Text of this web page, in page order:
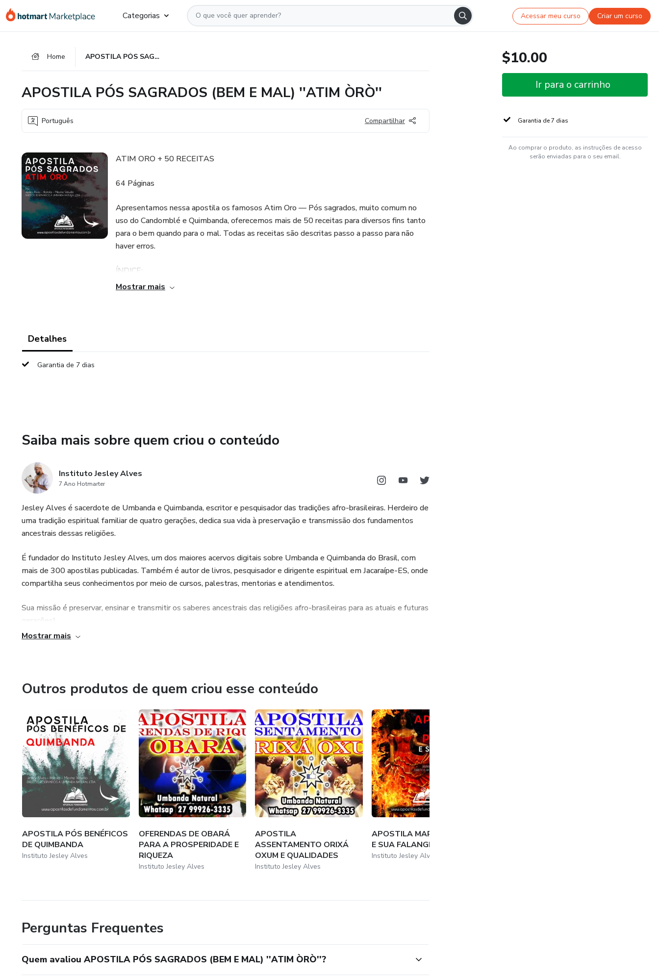
para
para
para
Categorias Acessar meu curso Criar um curso
Home APOSTILA PÓS SAGRADOS (BEM E MAL) ''ATIM ÒRÒ''
APOSTILA PÓS SAGRADOS (BEM E MAL) ''ATIM ÒRÒ''
Português Compartilhar
ATIM ORO + 50 RECEITAS
64 Páginas
Apresentamos nessa apostila os famosos Atim Oro — Pós sagrados, muito comum no
uso do Candomblé e Quimbanda, oferecemos mais de 50 receitas para diversos fins tanto
para o bem quando para o mal. Todas as receitas são descritas passo a passo para não
haver erros.
ÍNDICE:
-PÓ PARA TRAZER SAÚDE
-PÓ PARA FELICIDADE
-PÓ PARA CHAMAR CLIENTE
-PÓ PARA LIVRAR DE VÍCIOS
-PÓ PARA TIRAR PRAGAS DE CASA
-PÓ PARA VITÓRIA
-PÓ PARA ACALMAR AMBIENTE
-PÓ PARA ACALMAR UMA PESSOA
-PÓ PARA SORTE
-PÓ PARA FORTUNAS
-PÓ PARA ESPANTAR EGUM
-PÓ PARA LIVRAR DA MORTE
-PÓ PARA LIVRAR DE MAGIA
-PÓ PARA LIVRAR DE ACIDENTES
-PÓ PARA ARRUMAR EMPREGO
Mostrar mais
Detalhes
Garantia de 7 dias
Saiba mais sobre quem criou o conteúdo
Instituto Jesley Alves
7 Ano Hotmarter
Jesley Alves é sacerdote de Umbanda e Quimbanda, escritor e pesquisador das tradições afro-brasileiras. Herdeiro de
uma tradição espiritual familiar de quatro gerações, dedica sua vida à preservação e transmissão dos fundamentos
ancestrais dessas religiões.
É fundador do Instituto Jesley Alves, um dos maiores acervos digitais sobre Umbanda e Quimbanda do Brasil, com
mais de 300 apostilas publicadas. Também é autor de livros, pesquisador e dirigente espiritual em Jacaraípe-ES, onde
compartilha seus conhecimentos por meio de cursos, palestras, mentorias e atendimentos.
Sua missão é preservar, ensinar e transmitir os saberes ancestrais das religiões afro-brasileiras para as atuais e futuras
gerações!
Mostrar mais
Outros produtos de quem criou esse conteúdo
APOSTILA PÓS BENÉFICOS
DE QUIMBANDA
Instituto Jesley Alves
OFERENDAS DE OBARÁ
PARA A PROSPERIDADE E
RIQUEZA
Instituto Jesley Alves
APOSTILA
ASSENTAMENTO ORIXÁ
OXUM E QUALIDADES
Instituto Jesley Alves
APOSTILA MARIA PADILHA
E SUA FALANGE
Instituto Jesley Alves
Perguntas Frequentes
Quem avaliou APOSTILA PÓS SAGRADOS (BEM E MAL) ''ATIM ÒRÒ''?
$10.00
Ir para o carrinho
Garantia de 7 dias
Ao comprar o produto, as instruções de acesso
serão enviadas para o seu email.